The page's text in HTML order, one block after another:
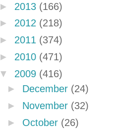
► 2013 (166)
► 2012 (218)
► 2011 (374)
► 2010 (471)
▼ 2009 (416)
► December (24)
► November (32)
► October (26)